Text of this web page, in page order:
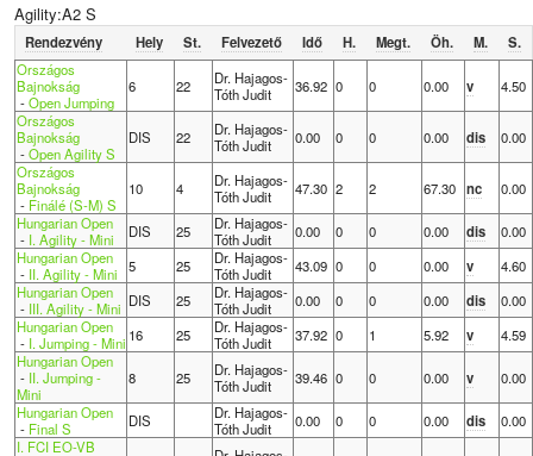
Agility:A2 S
Rendezvény Hely St. Felvezető Idő H. Megt. Öh. M.
S.
Országos
Bajnokság
-Open Jumping
6 22
Dr. Hajagos-
Tóth Judit
36.92 0 0 0.00 v
4.50
Országos
Bajnokság
-Open Agility S
DIS 22
Dr. Hajagos-
Tóth Judit
0.00 0 0 0.00 dis
0.00
Országos
Bajnokság
- Finálé (S-M) S
10 4
Dr. Hajagos-
Tóth Judit
47.30 2 2 67.30 nc
0.00
Hungarian Open
- I. Agility - Mini DIS 25
Dr. Hajagos-
Tóth Judit
0.00 0 0 0.00 dis
0.00
Hungarian Open
- II. Agility - Mini 5 25
Dr. Hajagos-
Tóth Judit
43.09 0 0 0.00 v
4.60
Hungarian Open
- III. Agility - Mini DIS 25
Dr. Hajagos-
Tóth Judit
0.00 0 0 0.00 dis
0.00
Hungarian Open
- I. Jumping - Mini 16 25
Dr. Hajagos-
Tóth Judit
37.92 0 1 5.92 v
4.59
Hungarian Open
- II. Jumping -
Mini
8 25
Dr. Hajagos-
Tóth Judit
39.46 0 0 0.00 v
0.00
Hungarian Open
- Final S DIS
Dr. Hajagos-
Tóth Judit
0.00 0 0 0.00 dis
0.00
I. FCI EO-VB